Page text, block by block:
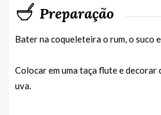
Preparação
Bater na coqueleteira o rum, o suco
Colocar em uma taça flute e decorar
uva.